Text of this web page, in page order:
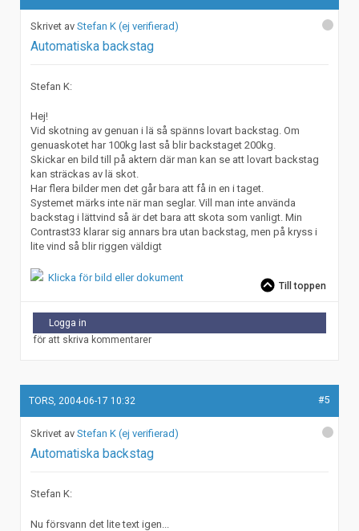
Stefan K (ej verifierad)
Automatiska backstag
Stefan K:
Hej!
Vid skotning av genuan i lä så spänns lovart backstag. Om
genuaskotet har 100kg last så blir backstaget 200kg.
Skickar en bild till på aktern där man kan se att lovart backstag
kan sträckas av lä skot.
Har flera bilder men det går bara att få in en i taget.
Systemet märks inte när man seglar. Vill man inte använda
backstag i lättvind så är det bara att skota som vanligt. Min
Contrast33 klarar sig annars bra utan backstag, men på kryss i
lite vind så blir riggen väldigt
Klicka för bild eller dokument
Till toppen
Logga in
för att skriva kommentarer
TORS, 2004-06-17 10:32 #5
Stefan K (ej verifierad)
Automatiska backstag
Stefan K:
Nu försvann det lite text igen...